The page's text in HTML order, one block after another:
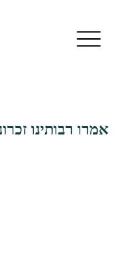
אמרו רבותינו